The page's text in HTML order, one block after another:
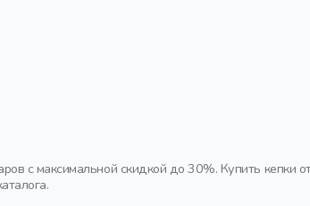
с максимальной скидкой до 30%. Купить кепки